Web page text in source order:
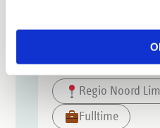
Pracownik
Regio Noord
Fulltime